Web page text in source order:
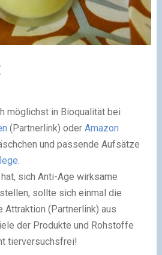
möglichst in Bioqualität bei
(Partnerlink) oder Amazon
und passende Aufsätze
.
sich Anti-Age wirksame
sollte sich einmal die
Attraktion (Partnerlink) aus
der Produkte und Rohstoffe
tierversuchsfrei!